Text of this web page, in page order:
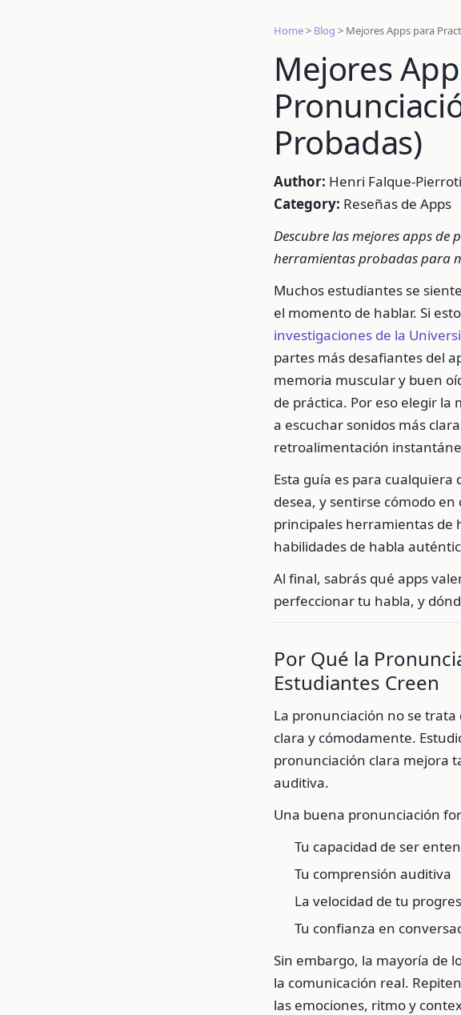
Home> Blog > Mejores Apps para
Mejores
Probadas)
Author: Henri Falque-
Category: Reseñas de Apps
Descubre las mejores apps
herramientas probadas para
Muchos estudiantes se
el momento de hablar. Si
investigaciones de la
partes más desafiantes del
memoria muscular y buen
de práctica. Por eso elegir
a escuchar sonidos más
retroalimentación
Esta guía es para
desea, y sentirse cómodo
principales herramientas de
habilidades de habla
Al final, sabrás qué apps
perfeccionar tu habla, y
Por Qué la
Estudiantes Creen
La pronunciación no se
clara y cómodamente.
pronunciación clara mejora
auditiva.
Una buena pronunciación
Tu capacidad de ser
Tu comprensión auditiva
La velocidad de tu
Tu confianza en
Sin embargo, la mayoría de
la comunicación real.
las emociones, ritmo y